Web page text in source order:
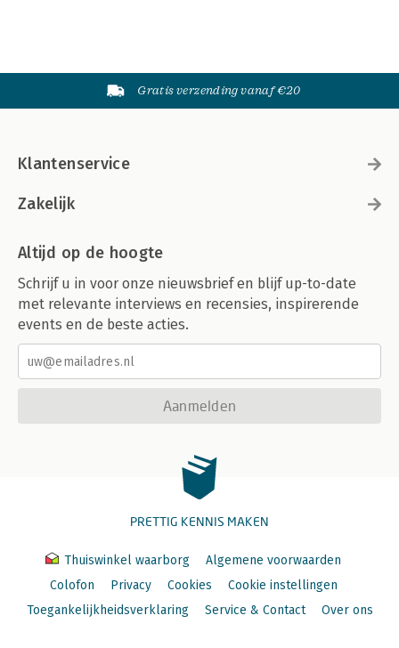
Gratis verzending vanaf €20
Klantenservice
Zakelijk
Altijd op de hoogte
Schrijf u in voor onze nieuwsbrief en blijf up-to-date
met relevante interviews en recensies, inspirerende
events en de beste acties.
Aanmelden
PRETTIG KENNIS MAKEN
Thuiswinkel waarborg
Algemene voorwaarden
Colofon
Privacy Cookies
Cookie instellingen
Toegankelijkheidsverklaring
Service & Contact Over ons